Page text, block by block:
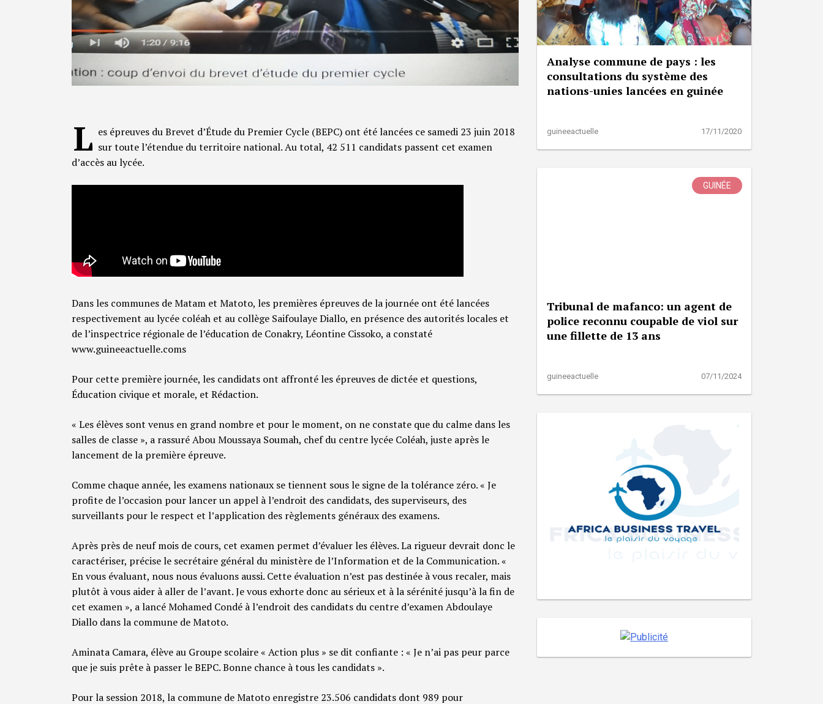
L es épreuves du Brevet d’Étude du Premier Cycle (BEPC) ont été lancées ce samedi 23 juin 2018
sur toute l’étendue du territoire national. Au total, 42 511 candidats passent cet examen
d’accès au lycée.
Dans les communes de Matam et Matoto, les premières épreuves de la journée ont été lancées
respectivement au lycée coléah et au collège Saifoulaye Diallo, en présence des autorités locales et
de l’inspectrice régionale de l’éducation de Conakry, Léontine Cissoko, a constaté
www.guineeactuelle.coms
Pour cette première journée, les candidats ont affronté les épreuves de dictée et questions,
Éducation civique et morale, et Rédaction.
« Les élèves sont venus en grand nombre et pour le moment, on ne constate que du calme dans les
salles de classe », a rassuré Abou Moussaya Soumah, chef du centre lycée Coléah, juste après le
lancement de la première épreuve.
Comme chaque année, les examens nationaux se tiennent sous le signe de la tolérance zéro. « Je
profite de l’occasion pour lancer un appel à l’endroit des candidats, des superviseurs, des
surveillants pour le respect et l’application des règlements généraux des examens.
Après près de neuf mois de cours, cet examen permet d’évaluer les élèves. La rigueur devrait donc le
caractériser, précise le secrétaire général du ministère de l’Information et de la Communication. «
En vous évaluant, nous nous évaluons aussi. Cette évaluation n’est pas destinée à vous recaler, mais
plutôt à vous aider à aller de l’avant. Je vous exhorte donc au sérieux et à la sérénité jusqu’à la fin de
cet examen », a lancé Mohamed Condé à l’endroit des candidats du centre d’examen Abdoulaye
Diallo dans la commune de Matoto.
Aminata Camara, élève au Groupe scolaire « Action plus » se dit confiante : « Je n’ai pas peur parce
que je suis prête à passer le BEPC. Bonne chance à tous les candidats ».
Pour la session 2018, la commune de Matoto enregistre 23.506 candidats dont 989 pour
Analyse commune de pays : les
consultations du système des
nations-unies lancées en guinée
guineeactuelle 17/11/2020
GUINÉE
Tribunal de mafanco: un agent de
police reconnu coupable de viol sur
une fillette de 13 ans
guineeactuelle 07/11/2024